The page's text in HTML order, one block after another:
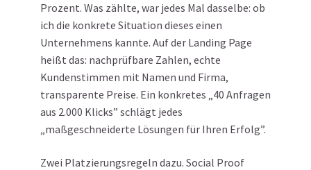
Prozent. Was zählte, war jedes Mal dasselbe: ob
ich die konkrete Situation dieses einen
Unternehmens kannte. Auf der Landing Page
heißt das: nachprüfbare Zahlen, echte
Kundenstimmen mit Namen und Firma,
transparente Preise. Ein konkretes „40 Anfragen
aus 2.000 Klicks” schlägt jedes
„maßgeschneiderte Lösungen für Ihren Erfolg”.
Zwei Platzierungsregeln dazu. Social Proof